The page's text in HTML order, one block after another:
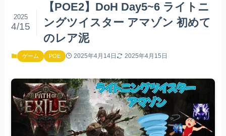
【POE2】DoH Day5~6 ライトニ
ングツイスター アマゾン 初めて
のレア泥
2025
4/15
ゲーム POE 2025年4月14日 2025年4月15日